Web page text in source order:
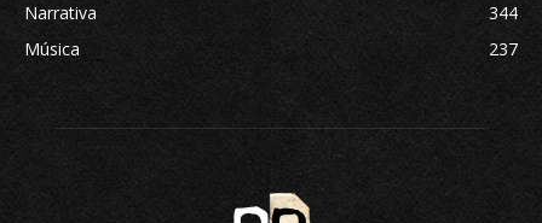
Narrativa
344
Música
237